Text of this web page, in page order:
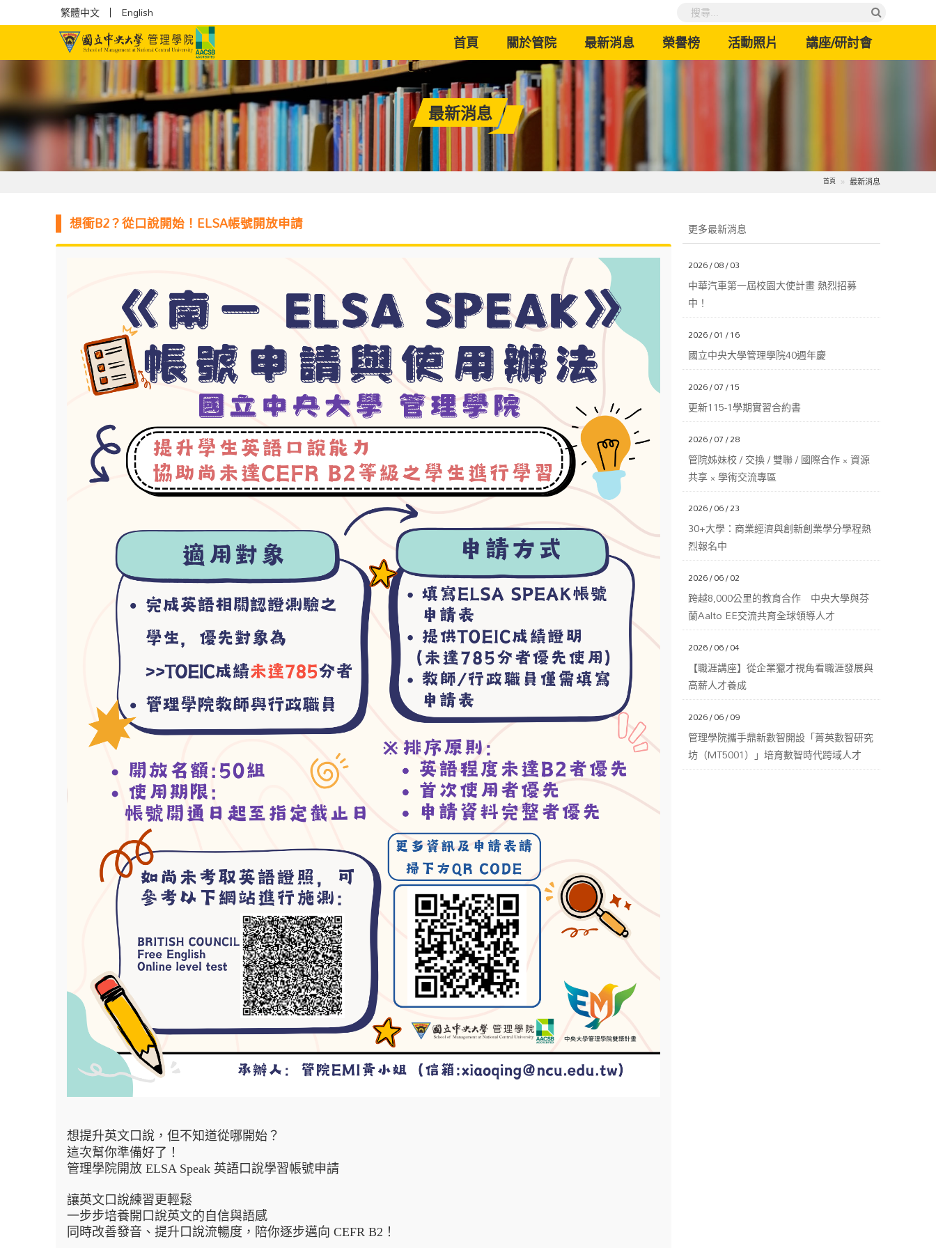
繁體中文 English
首頁(current)關於管院 最新消息 榮譽榜 活動照片 講座/研討會
最新消息
首頁 最新消息
想衝B2？從口說開始！ELSA帳號開放申請
想提升英文口說，但不知道從哪開始？
這次幫你準備好了！
管理學院開放 ELSA Speak 英語口說學習帳號申請
讓英文口說練習更輕鬆
一步步培養開口說英文的自信與語感
同時改善發音、提升口說流暢度，陪你逐步邁向 CEFR B2！
更多最新消息
2026 / 08 / 03
中華汽車第一屆校園大使計畫 熱烈招募
中！
2026 / 01 / 16
國立中央大學管理學院40週年慶
2026 / 07 / 15
更新115-1學期實習合約書
2026 / 07 / 28
管院姊妹校 / 交換 / 雙聯 / 國際合作 × 資源
共享 × 學術交流專區
2026 / 06 / 23
30+大學：商業經濟與創新創業學分學程熱
烈報名中
2026 / 06 / 02
跨越8,000公里的教育合作 中央大學與芬
蘭Aalto EE交流共育全球領導人才
2026 / 06 / 04
【職涯講座】從企業獵才視角看職涯發展與
高薪人才養成
2026 / 06 / 09
管理學院攜手鼎新數智開設「菁英數智研究
坊（MT5001）」培育數智時代跨域人才